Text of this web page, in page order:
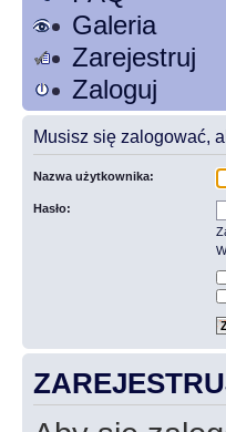
Galeria
Zarejestruj
Zaloguj
Musisz się zalogować,
Nazwa użytkownika:
Hasło: